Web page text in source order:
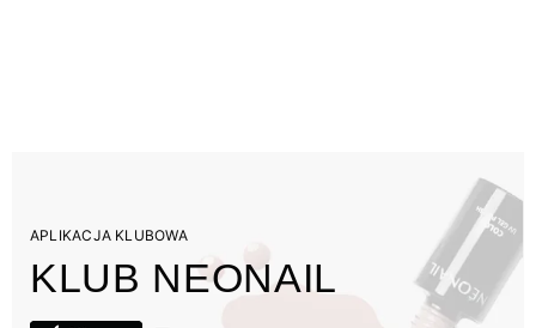
APLIKACJA KLUBOWA
KLUB NEONAIL